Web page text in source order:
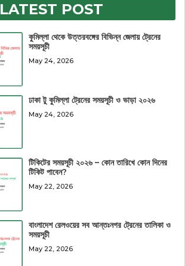
LATEST POST
কুমিল্লা থেকে উত্তরবঙ্গের বিভিন্ন জেলায় ট্রেনের
সময়সূচী
May 24, 2026
ঢাকা টু কুমিল্লা ট্রেনের সময়সূচী ও ভাড়া ২০২৬
May 24, 2026
টিকিটের সময়সূচী ২০২৬ – কোন তারিখে কোন দিনের
টিকিট পাবেন?
May 22, 2026
বাংলাদেশ রেলওয়ের সব আন্তঃনগর ট্রেনের তালিকা ও
সময়সূচী
May 22, 2026